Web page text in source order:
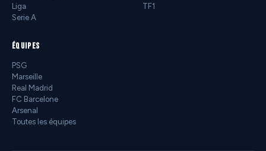
Liga
Serie A
TF1
ÉQUIPES
PSG
Marseille
Real Madrid
FC Barcelone
Arsenal
Toutes les équipes